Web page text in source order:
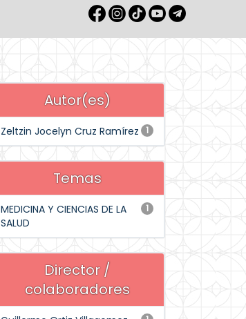
Autor(es)
1
Zeltzin Jocelyn Cruz Ramírez
Temas
1
MEDICINA Y CIENCIAS DE LA
SALUD
Director /
colaboradores